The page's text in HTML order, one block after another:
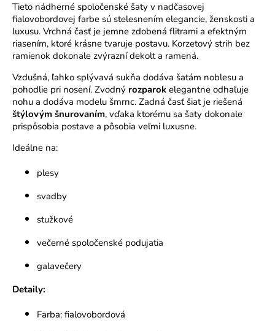
Tieto nádherné spoločenské šaty v nadčasovej
fialovobordovej farbe sú stelesnením elegancie, ženskosti a
luxusu. Vrchná časť je jemne zdobená flitrami a efektným
riasením, ktoré krásne tvaruje postavu. Korzetový strih bez
ramienok dokonale zvýrazní dekolt a ramená.
Vzdušná, ľahko splývavá sukňa dodáva šatám noblesu a
pohodlie pri nosení. Zvodný rozparok elegantne odhaľuje
nohu a dodáva modelu šmrnc. Zadná časť šiat je riešená
štýlovým šnurovaním, vďaka ktorému sa šaty dokonale
prispôsobia postave a pôsobia veľmi luxusne.
Ideálne na:
plesy
svadby
stužkové
večerné spoločenské podujatia
galavečery
Detaily:
Farba: fialovobordová
O
d
p
o
ú
č
a
m
e